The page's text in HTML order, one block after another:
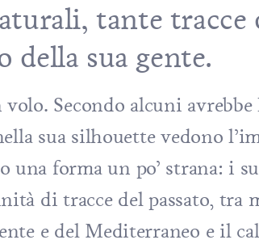
tante tracce
sua gente.
Secondo alcuni
sua silhouette vedono
una forma un po’ strana: i
di tracce del passato, tra
e del Mediterraneo e il